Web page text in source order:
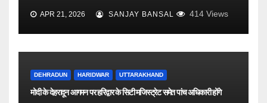
APR 21, 2026 SANJAY BANSAL 414 Views
DEHRADUN HARIDWAR UTTARAKHAND
मोदी के देहरादून आगमन पर हरिद्वार के सिटी मजिस्ट्रेट समेत पांच अधिकारी होंगे